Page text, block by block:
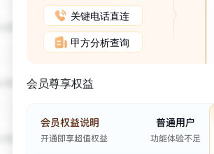
关键电话直连
甲方分析查询
会员尊享权益